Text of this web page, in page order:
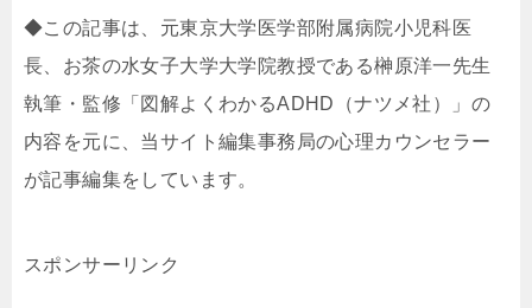
◆この記事は、元東京大学医学部附属病院小児科医
長、お茶の水女子大学大学院教授である榊原洋一先生
執筆・監修「図解よくわかるADHD（ナツメ社）」の
内容を元に、当サイト編集事務局の心理カウンセラー
が記事編集をしています。
スポンサーリンク